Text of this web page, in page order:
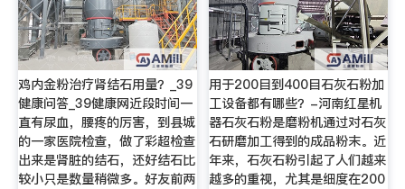
鸡内金粉治疗肾结石用量？_39
健康问答_39健康网近段时间一
直有尿血，腰疼的厉害，到县城
的一家医院检查，做了彩超检查
出来是肾脏的结石，还好结石比
较小只是数量稍微多。好友前两
用于200目到400目石灰石粉加
工设备都有哪些？-河南红星机
器石灰石粉是磨粉机通过对石灰
石研磨加工得到的成品粉末。近
年来，石灰石粉引起了人们越来
越多的重视，尤其是细度在200